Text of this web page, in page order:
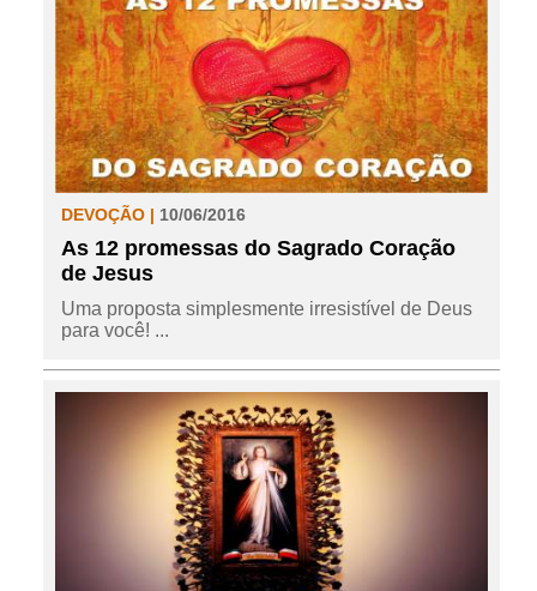
DEVOÇÃO | 10/06/2016
As 12 promessas do Sagrado Coração
de Jesus
Uma proposta simplesmente irresistível de Deus
para você! ...